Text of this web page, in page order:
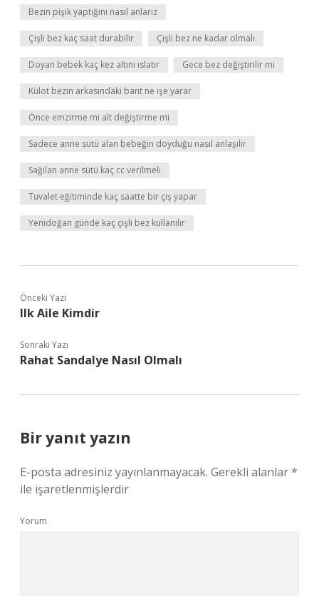
Bezin pişik yaptığını nasıl anlarız
Çişli bez kaç saat durabilir Çişli bez ne kadar olmalı
Doyan bebek kaç kez altını ıslatır Gece bez değiştirilir mi
Külot bezin arkasındaki bant ne işe yarar
Önce emzirme mi alt değiştirme mi
Sadece anne sütü alan bebeğin doyduğu nasıl anlaşılır
Sağılan anne sütü kaç cc verilmeli
Tuvalet eğitiminde kaç saatte bir çiş yapar
Yenidoğan günde kaç çişli bez kullanılır
Önceki Yazı
Ilk Aile Kimdir
Sonraki Yazı
Rahat Sandalye Nasıl Olmalı
Bir yanıt yazın
E-posta adresiniz yayınlanmayacak. Gerekli alanlar*
ile işaretlenmişlerdir
Yorum